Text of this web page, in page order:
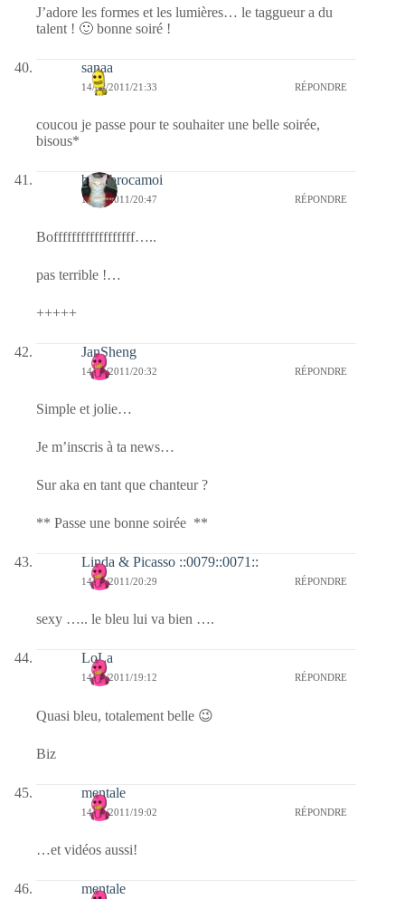
J’adore les formes et les lumières… le taggueur a du
talent ! 🙂 bonne soiré !
sanaa
14/04/2011/21:33 RÉPONDRE
coucou je passe pour te souhaiter une belle soirée,
bisous*
bricabrocamoi
14/04/2011/20:47 RÉPONDRE
Boffffffffffffffffff…..
pas terrible !…
+++++
JanSheng
14/04/2011/20:32 RÉPONDRE
Simple et jolie…
Je m’inscris à ta news…
Sur aka en tant que chanteur ?
** Passe une bonne soirée **
Linda & Picasso ::0079::0071::
14/04/2011/20:29 RÉPONDRE
sexy ….. le bleu lui va bien ….
LoLa
14/04/2011/19:12 RÉPONDRE
Quasi bleu, totalement belle 😉
Biz
mentale
14/04/2011/19:02 RÉPONDRE
…et vidéos aussi!
mentale